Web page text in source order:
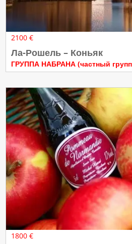
2100 €
Ла-Рошель – Коньяк
ГРУППА НАБРАНА (частный
1800 €